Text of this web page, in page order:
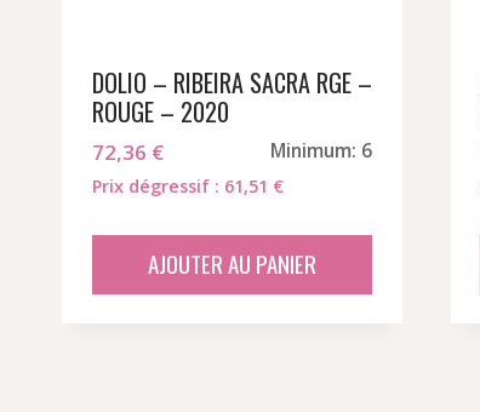
DOLIO – RIBEIRA SACRA RGE –
ROUGE – 2020
72,36 € Minimum: 6
Prix dégressif : 61,51 €
AJOUTER AU PANIER